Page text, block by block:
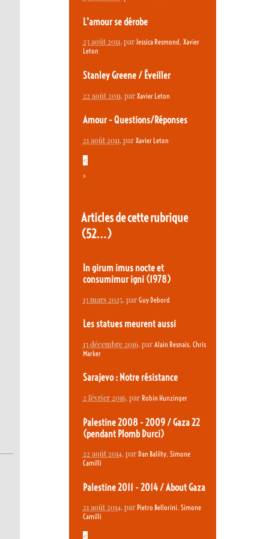
L’amour se dérobe
23 août 2011, par Jessica Resmond, Xavier
Leton
Stanley Greene / Éveiller
22 août 2011, par Xavier Leton
Amour - Questions/Réponses
21 août 2011, par Xavier Leton
<
>
Articles de cette rubrique
(52…)
In girum imus nocte et
consumimur igni (1978)
13 mars 2025, par Guy Debord
Les statues meurent aussi
13 décembre 2016, par Alain Resnais, Chris
Marker
Sarajevo : Notre résistance
2 février 2016, par Robin Hunzinger
Palestine 2008 - 2009 / Gaza 22
(pendant Plomb Durci)
22 août 2014, par Dan Balilty, Simone
Camilli
Palestine 2011 - 2014 / About Gaza
21 août 2014, par Pietro Bellorini, Simone
Camilli
<